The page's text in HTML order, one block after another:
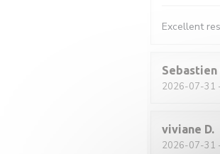
Excellent
Sebastien
2026-07-31
viviane D
2026-07-31